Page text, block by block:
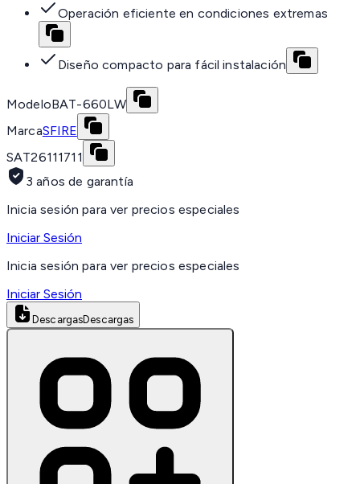
Operación eficiente en condiciones extremas
Diseño compacto para fácil instalación
ModeloBAT-660LW
MarcaSFIRE
SAT26111711
3 años de garantía
Inicia sesión para ver precios especiales
Iniciar Sesión
Inicia sesión para ver precios especiales
Iniciar Sesión
DescargasDescargas